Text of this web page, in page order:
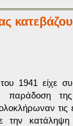
1941 είχε
παράδοση
τις
την